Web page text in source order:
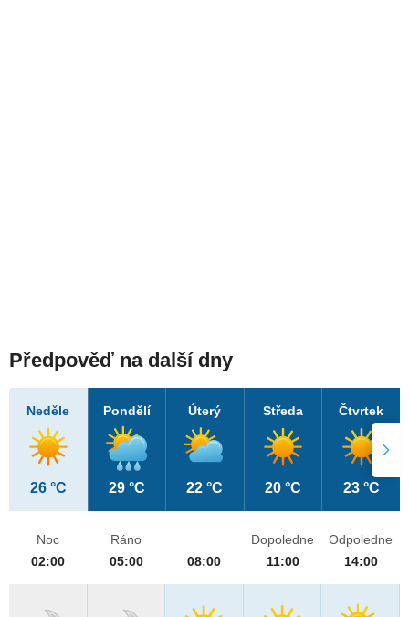
Předpověď na další dny
Neděle
26 °C
Pondělí
29 °C
Úterý
22 °C
Středa
20 °C
Čtvrtek
23 °C
Noc
02:00
Ráno
05:00
08:00
Dopoledne
11:00
Odpoledne
14:00